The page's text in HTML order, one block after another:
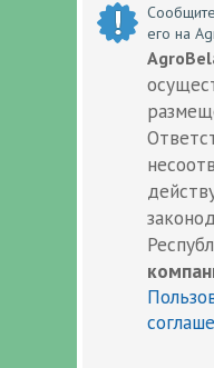
его на